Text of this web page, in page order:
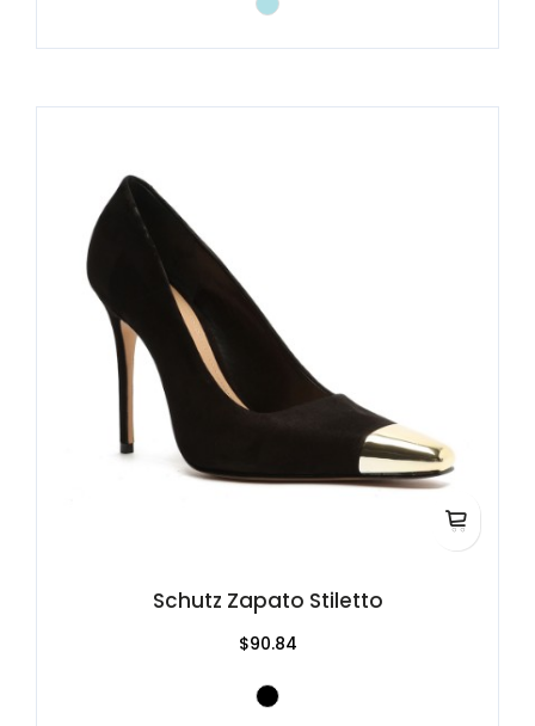
Schutz Zapato Stiletto
$90.84